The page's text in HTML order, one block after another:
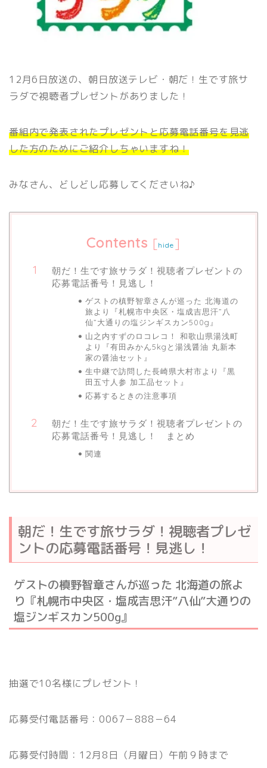
12月6日放送の、朝日放送テレビ・朝だ！生です旅サ
ラダで視聴者プレゼントがありました！
番組内で発表されたプレゼントと応募電話番号を見逃
した方のためにご紹介しちゃいますね！
みなさん、どしどし応募してくださいね♪
Contents [hide ]
朝だ！生です旅サラダ！視聴者プレゼントの
応募電話番号！見逃し！
ゲストの槙野智章さんが巡った 北海道の
旅より『札幌市中央区・塩成吉思汗”八
仙”大通りの塩ジンギスカン500g』
山之内すずのロコレコ！ 和歌山県湯浅町
より『有田みかん5kgと湯浅醤油 丸新本
家の醤油セット』
生中継で訪問した長崎県大村市より『黒
田五寸人参 加工品セット』
応募するときの注意事項
朝だ！生です旅サラダ！視聴者プレゼントの
応募電話番号！見逃し！ まとめ
関連
朝だ！生です旅サラダ！視聴者プレゼ
ントの応募電話番号！見逃し！
ゲストの槙野智章さんが巡った 北海道の旅よ
り『札幌市中央区・塩成吉思汗”八仙”大通りの
塩ジンギスカン500g』
抽選で10名様にプレゼント！
応募受付電話番号：0067－888－64
応募受付時間：12月8日（月曜日）午前９時まで